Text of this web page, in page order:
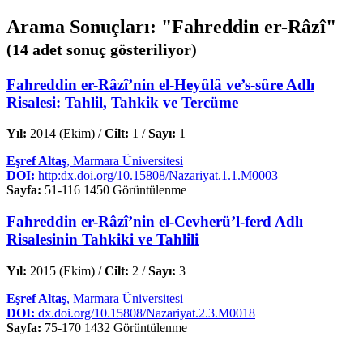
Arama Sonuçları: "Fahreddin er-Râzî"
(14 adet sonuç gösteriliyor)
Fahreddin er-Râzî’nin el-Heyûlâ ve’s-sûre Adlı
Risalesi: Tahlil, Tahkik ve Tercüme
Yıl: 2014 (Ekim) /Cilt: 1 /Sayı: 1
Eşref Altaş, Marmara Üniversitesi
DOI: http:dx.doi.org/10.15808/Nazariyat.1.1.M0003
Sayfa: 51-116 1450 Görüntülenme
Fahreddin er-Râzî’nin el-Cevherü’l-ferd Adlı
Risalesinin Tahkiki ve Tahlili
Yıl: 2015 (Ekim) /Cilt: 2 /Sayı: 3
Eşref Altaş, Marmara Üniversitesi
DOI: dx.doi.org/10.15808/Nazariyat.2.3.M0018
Sayfa: 75-170 1432 Görüntülenme